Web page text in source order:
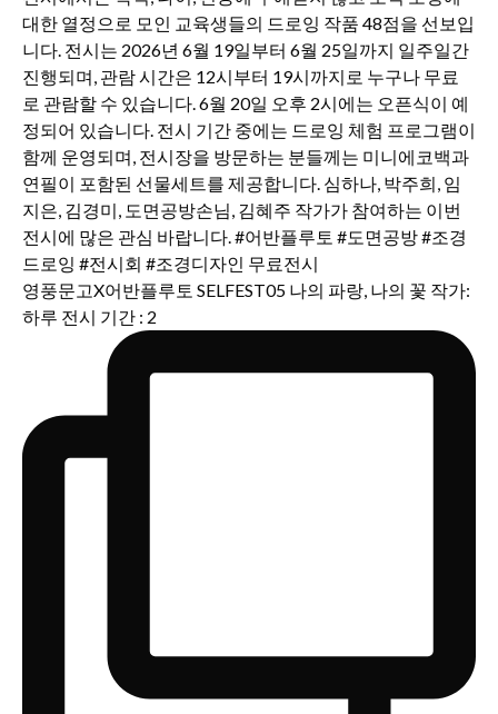
영풍문고X어반플루토 SELFEST05 나의 파랑, 나의 꽃 작가:
하루 전시 기간 : 2